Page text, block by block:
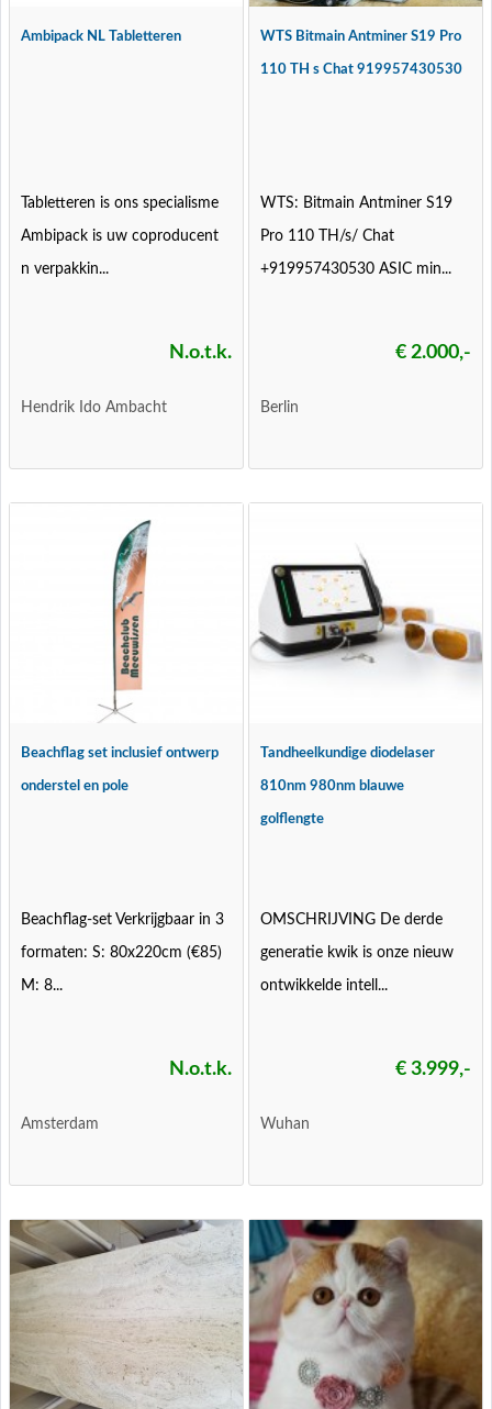
Ambipack NL Tabletteren
Tabletteren is ons specialisme
Ambipack is uw coproducent
n verpakkin...
N.o.t.k.
Hendrik Ido Ambacht
WTS Bitmain Antminer S19 Pro
110 TH s Chat 919957430530
WTS: Bitmain Antminer S19
Pro 110 TH/s/ Chat
+919957430530 ASIC min...
€ 2.000,-
Berlin
Beachflag set inclusief ontwerp
onderstel en pole
Beachflag-set Verkrijgbaar in 3
formaten: S: 80x220cm (€85)
M: 8...
N.o.t.k.
Amsterdam
Tandheelkundige diodelaser
810nm 980nm blauwe
golflengte
OMSCHRIJVING De derde
generatie kwik is onze nieuw
ontwikkelde intell...
€ 3.999,-
Wuhan